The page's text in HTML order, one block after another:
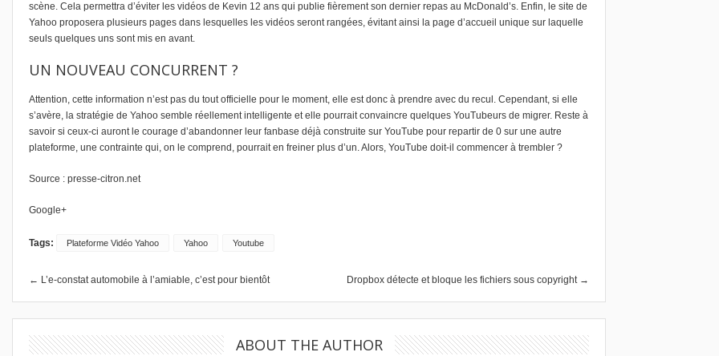
scène. Cela permettra d’éviter les vidéos de Kevin 12 ans qui publie fièrement son dernier repas au McDonald’s. Enfin, le site de
Yahoo proposera plusieurs pages dans lesquelles les vidéos seront rangées, évitant ainsi la page d’accueil unique sur laquelle
seuls quelques uns sont mis en avant.
UN NOUVEAU CONCURRENT ?
Attention, cette information n’est pas du tout officielle pour le moment, elle est donc à prendre avec du recul. Cependant, si elle
s’avère, la stratégie de Yahoo semble réellement intelligente et elle pourrait convaincre quelques YouTubeurs de migrer. Reste à
savoir si ceux-ci auront le courage d’abandonner leur fanbase déjà construite sur YouTube pour repartir de 0 sur une autre
plateforme, une contrainte qui, on le comprend, pourrait en freiner plus d’un. Alors, YouTube doit-il commencer à trembler ?
Source : presse-citron.net
Google+
Tags: Plateforme Vidéo Yahoo Yahoo Youtube
← L’e-constat automobile à l’amiable, c’est pour bientôt Dropbox détecte et bloque les fichiers sous copyright →
ABOUT THE AUTHOR